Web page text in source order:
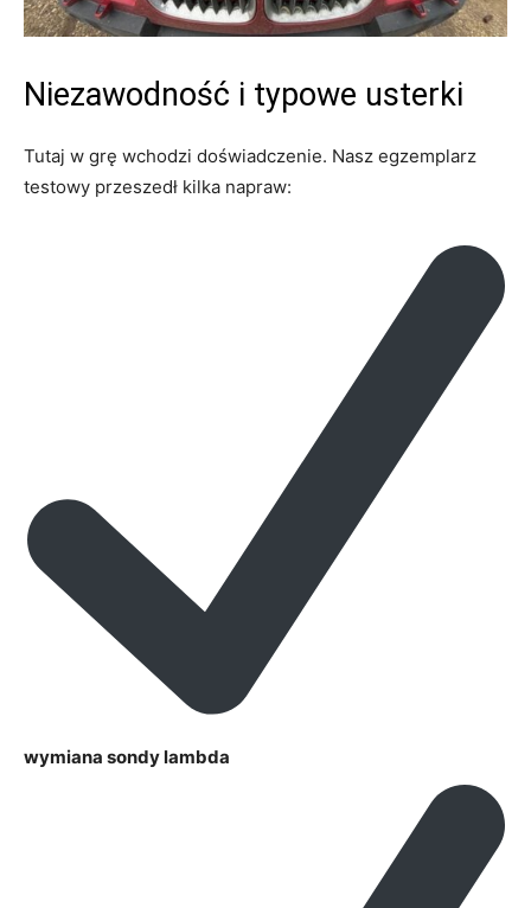
Niezawodność i typowe usterki
Tutaj w grę wchodzi doświadczenie. Nasz egzemplarz
testowy przeszedł kilka napraw:
wymiana sondy lambda